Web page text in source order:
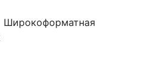
Широкоформатная